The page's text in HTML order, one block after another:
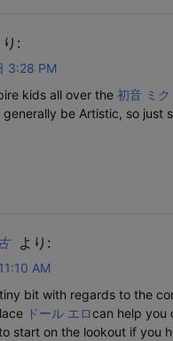
り:
3:28 PM
kids all over the 初音 ミ
generally be Artistic, so just
より:
AM
bit with regards to the
ドール エロcan help you
start on the lookout if you